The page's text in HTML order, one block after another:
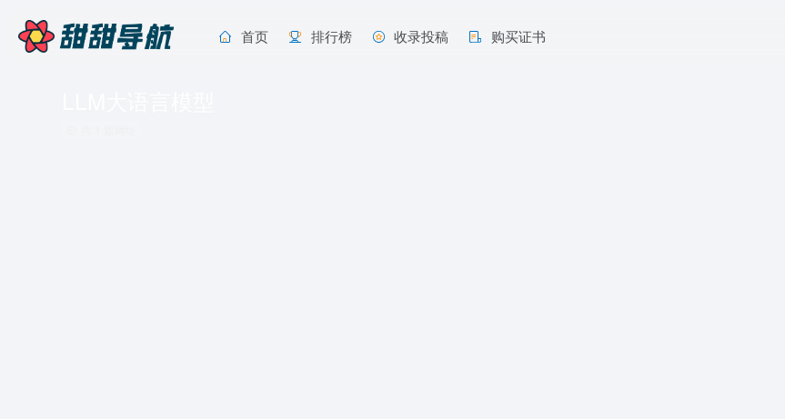
首页 排行榜 收录投稿 购买证书